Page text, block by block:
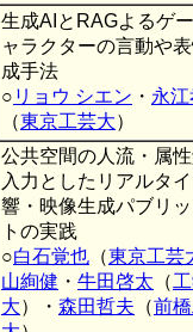
生成AIとRAGよるゲ
ャラクターの言動や
成手法
○ リョウ シエン ・ 永
（東京工芸大）
公共空間の人流・属
入力としたリアルタ
響・映像生成パブリ
トの実践
○白石覚也 （東京工芸
山絢健 ・ 牛田啓太 （
大）・ 森田哲夫 （前